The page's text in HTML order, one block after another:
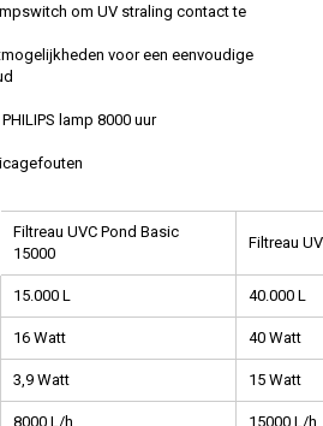
om UV straling contact te
voor een eenvoudige
lamp 8000 uur
Filtreau UVC Pond Basic
15000
Filtreau
15.000 L 40.000 L
16 Watt 40 Watt
3,9 Watt 15 Watt
8000 L/h 15000 L/h